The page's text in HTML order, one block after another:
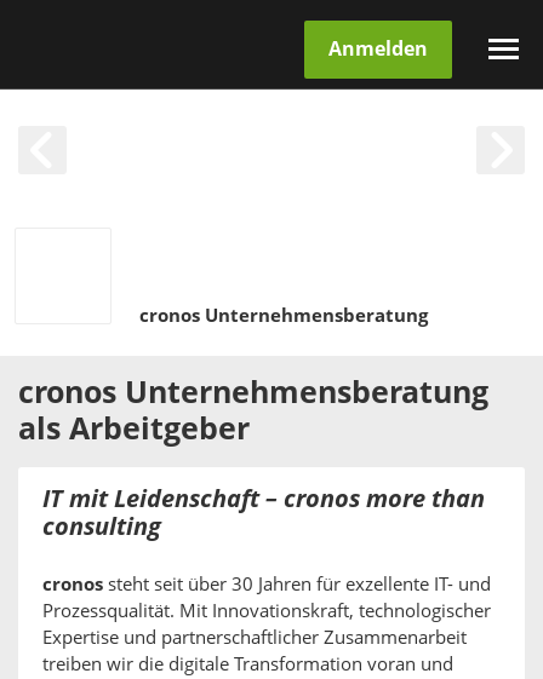
Anmelden
cronos Unternehmensberatung
cronos Unternehmensberatung
als Arbeitgeber
IT mit Leidenschaft – cronos more than
consulting
cronos steht seit über 30 Jahren für exzellente IT- und
Prozessqualität. Mit Innovationskraft, technologischer
Expertise und partnerschaftlicher Zusammenarbeit
treiben wir die digitale Transformation voran und